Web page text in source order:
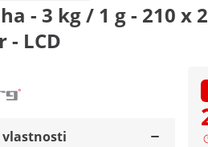
- 3 kg / 1 g - 210 x
LCD
vlastnosti